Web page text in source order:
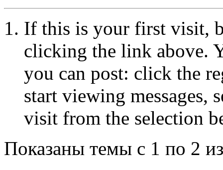
If this is your first visit,
clicking the link above.
you can post: click the
start viewing messages,
visit from the selection
Показаны темы с 1 по 2